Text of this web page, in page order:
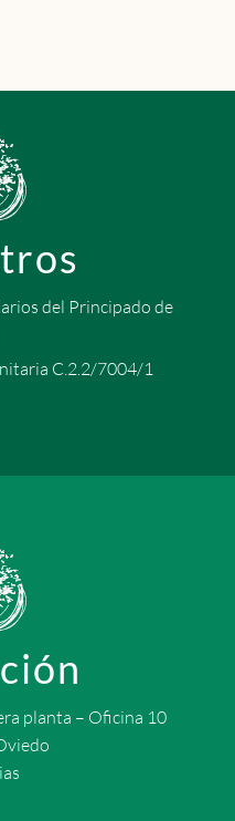
del Principado de
C.2.2/7004/1
planta – Oficina 10